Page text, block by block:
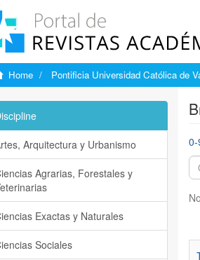
Home Pontificia Universidad Católica de
0-
Arquitectura y Urbanismo
Agrarias, Forestales y
Exactas y Naturales
Sociales